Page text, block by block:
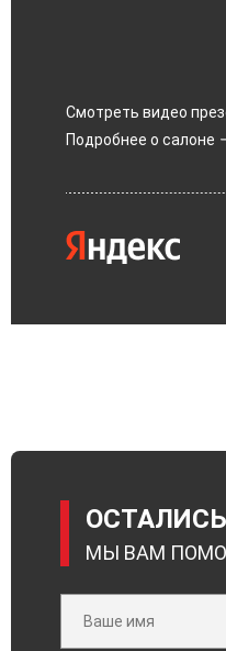
Смотреть видео
Подробнее о салоне
МЫ ВАМ